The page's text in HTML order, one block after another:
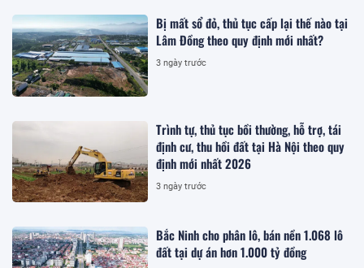
Bị mất sổ đỏ, thủ tục cấp lại thế nào tại
Lâm Đồng theo quy định mới nhất?
3 ngày trước
Trình tự, thủ tục bồi thường, hỗ trợ, tái
định cư, thu hồi đất tại Hà Nội theo quy
định mới nhất 2026
3 ngày trước
Bắc Ninh cho phân lô, bán nền 1.068 lô
đất tại dự án hơn 1.000 tỷ đồng